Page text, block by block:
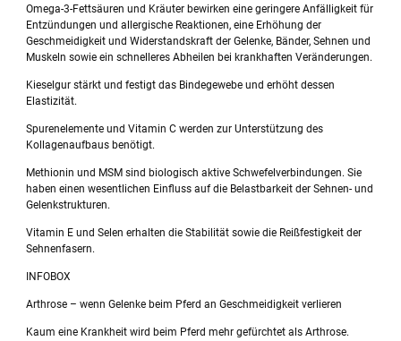
Omega-3-Fettsäuren und Kräuter bewirken eine geringere Anfälligkeit für
Entzündungen und allergische Reaktionen, eine Erhöhung der
Geschmeidigkeit und Widerstandskraft der Gelenke, Bänder, Sehnen und
Muskeln sowie ein schnelleres Abheilen bei krankhaften Veränderungen.
Kieselgur stärkt und festigt das Bindegewebe und erhöht dessen
Elastizität.
Spurenelemente und Vitamin C werden zur Unterstützung des
Kollagenaufbaus benötigt.
Methionin und MSM sind biologisch aktive Schwefelverbindungen. Sie
haben einen wesentlichen Einfluss auf die Belastbarkeit der Sehnen- und
Gelenkstrukturen.
Vitamin E und Selen erhalten die Stabilität sowie die Reißfestigkeit der
Sehnenfasern.
INFOBOX
Arthrose – wenn Gelenke beim Pferd an Geschmeidigkeit verlieren
Kaum eine Krankheit wird beim Pferd mehr gefürchtet als Arthrose.